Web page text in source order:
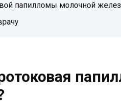
папилломы молочной